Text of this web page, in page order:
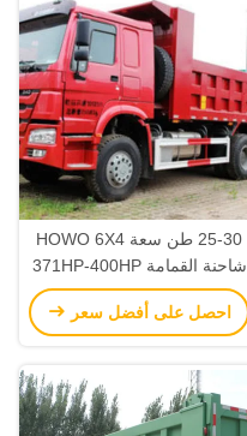
25-30 طن سعة HOWO 6X4
شاحنة القمامة 371HP-400HP
مع ناقل نقل يدوي 10 عجلات
75cbm
احصل على أفضل سعر